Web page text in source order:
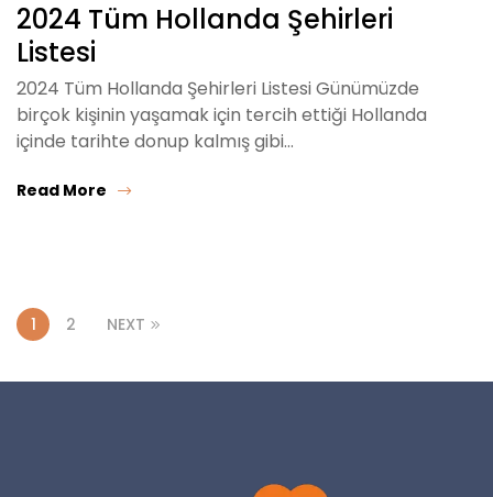
2024 Tüm Hollanda Şehirleri
Listesi
2024 Tüm Hollanda Şehirleri Listesi Günümüzde
birçok kişinin yaşamak için tercih ettiği Hollanda
içinde tarihte donup kalmış gibi…
Read More
1 2 NEXT